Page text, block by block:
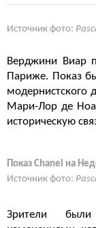
Источник фото:
Верджини Виар
Париже. Показ
модернистского
Мари-Лор де
историческую
Показ Chanel на
Источник фото:
Зрители